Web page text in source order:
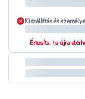
Kiszállítás és
Értesíts, ha újra